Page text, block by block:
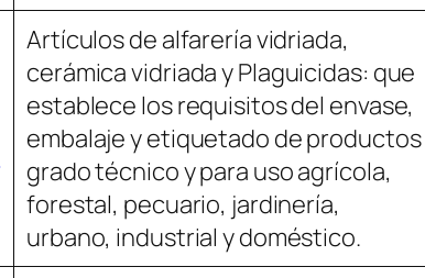
Artículos de alfarería vidriada,
cerámica vidriada y Plaguicidas: que
establece los requisitos del envase,
embalaje y etiquetado de productos
grado técnico y para uso agrícola,
forestal, pecuario, jardinería,
urbano, industrial y doméstico.